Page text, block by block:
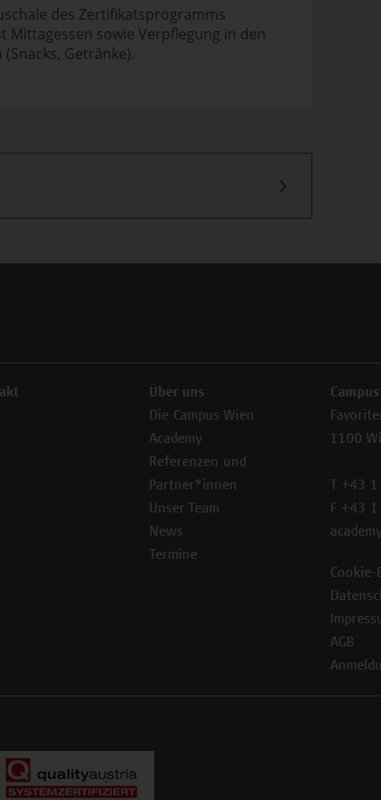
des Zertifikatsprogramms
Mittagessen sowie Verpflegung in den
(Snacks, Getränke).
Über uns
Die Campus Wien
Academy
Referenzen und
Partner*innen
Unser Team
News
Termine
1100
T +43
F +43
Cookie-
AGB